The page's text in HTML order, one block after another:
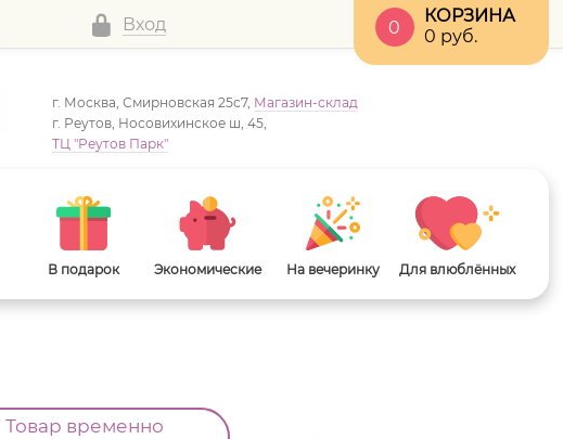
Вход
КОРЗИНА
0 руб.
0
г. Москва, Смирновская 25с7, Магазин-склад
г. Реутов, Носовихинское ш, 45,
ТЦ "Реутов Парк"
В подарок Экономические На вечеринку Для влюблённых
Товар временно